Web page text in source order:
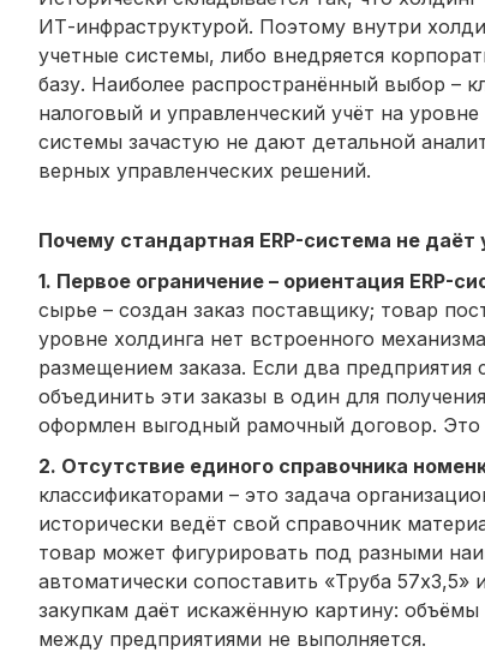
ИТ-инфраструктурой. Поэтому внутри
учетные системы, либо внедряется
базу. Наиболее распространённый выбор –
налоговый и управленческий учёт на
системы зачастую не дают детальной
верных управленческих решений.
Почему стандартная ERP-система не
1. Первое ограничение – ориентация ERP-
сырье – создан заказ поставщику; товар
уровне холдинга нет встроенного
размещением заказа. Если два
объединить эти заказы в один для
оформлен выгодный рамочный договор. Это
2. Отсутствие единого справочника
классификаторами – это задача
исторически ведёт свой справочник
товар может фигурировать под разными
автоматически сопоставить «Труба
закупкам даёт искажённую картину:
между предприятиями не выполняется.